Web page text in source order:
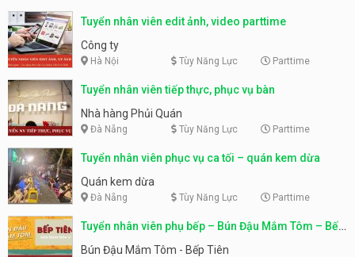
Tuyển nhân viên edit ảnh, video parttime
Công ty
Hà Nội Tùy Năng Lực Parttime
Tuyển nhân viên tiếp thực, phục vụ bàn
Nhà hàng Phủi Quán
Đà Nẵng Tùy Năng Lực Parttime
Tuyển nhân viên phục vụ ca tối – quán kem dừa
Quán kem dừa
Đà Nẵng Tùy Năng Lực Parttime
Tuyển nhân viên phụ bếp – Bún Đậu Mắm Tôm – Bếp
Tiên
Bún Đậu Mắm Tôm - Bếp Tiên